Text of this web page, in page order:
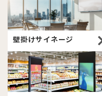
壁掛けサイネージ